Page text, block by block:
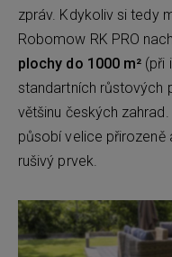
zpráv. Kdykoliv si tedy
Robomow RK PRO
plochy do 1000 m² (při
standartních růstových
většinu českých
působí velice přirozeně
rušivý prvek.